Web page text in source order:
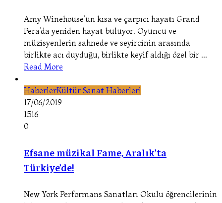
Amy Winehouse’un kısa ve çarpıcı hayatı Grand
Pera’da yeniden hayat buluyor. Oyuncu ve
müzisyenlerin sahnede ve seyircinin arasında
birlikte acı duyduğu, birlikte keyif aldığı özel bir ...
Read More
HaberlerKültür Sanat Haberleri
17/06/2019
1516
0
Efsane müzikal Fame, Aralık’ta
Türkiye’de!
New York Performans Sanatları Okulu öğrencilerinin